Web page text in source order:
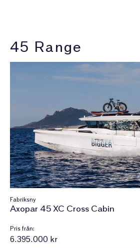
45 Range
Fabriksny
Axopar 45 XC Cross Cabin
Pris från:
6.395.000 kr